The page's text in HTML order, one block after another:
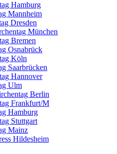
Hamburg
Mannheim
Dresden
München
Bremen
Osnabrück
Köln
Saarbrücken
Hannover
Ulm
Berlin
Frankfurt/M
Hamburg
Stuttgart
Mainz
Hildesheim